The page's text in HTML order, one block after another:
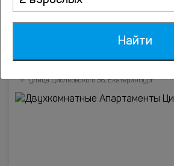
36
улица Циолковского 36, Екатеринбург
Найти